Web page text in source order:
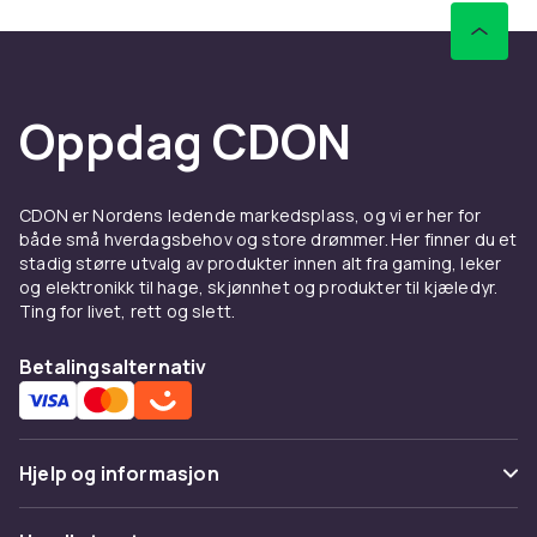
Oppdag CDON
CDON er Nordens ledende markedsplass, og vi er her for
både små hverdagsbehov og store drømmer. Her finner du et
stadig større utvalg av produkter innen alt fra gaming, leker
og elektronikk til hage, skjønnhet og produkter til kjæledyr.
Ting for livet, rett og slett.
Betalingsalternativ
Hjelp og informasjon